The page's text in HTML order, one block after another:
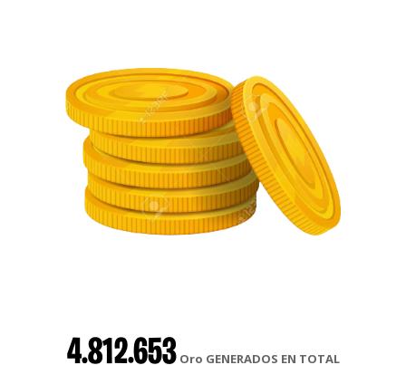
4.812.653 Oro GENERADOS EN TOTAL